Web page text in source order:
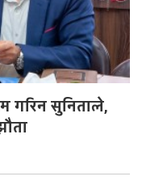
गरिन सुनिताले,